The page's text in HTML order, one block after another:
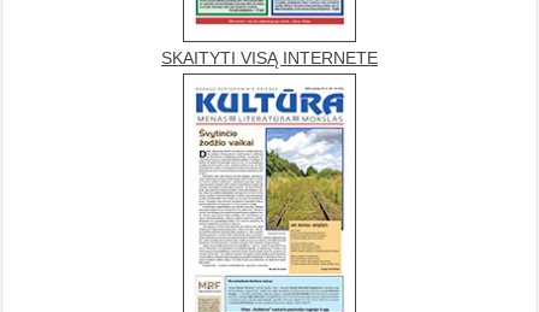
SKAITYTI VISĄ INTERNETE